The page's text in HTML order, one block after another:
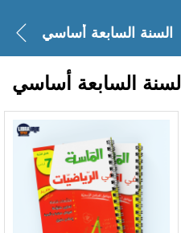
السنة السابعة أساسي
السنة السابعة أساسي